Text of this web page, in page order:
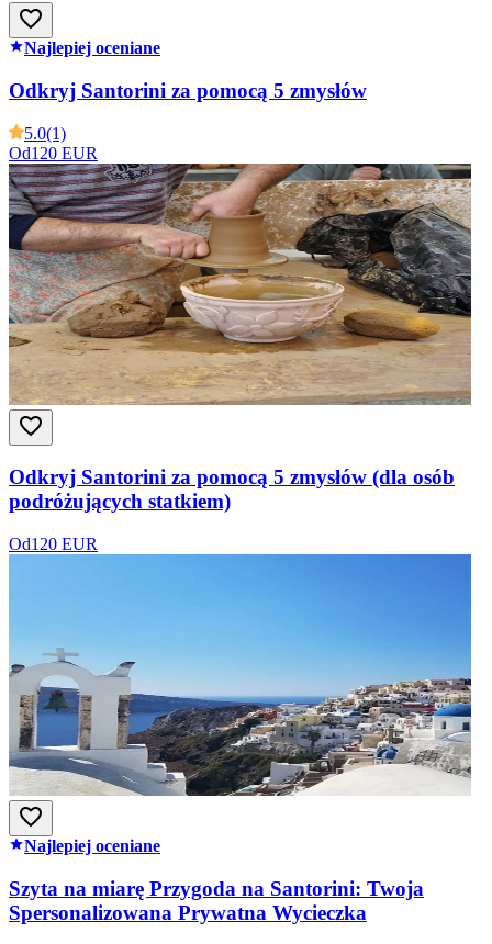
Najlepiej oceniane
Odkryj Santorini za pomocą 5 zmysłów
5.0(1)
Od120 EUR
Odkryj Santorini za pomocą 5 zmysłów (dla osób
podróżujących statkiem)
Od120 EUR
Najlepiej oceniane
Szyta na miarę Przygoda na Santorini: Twoja
Spersonalizowana Prywatna Wycieczka